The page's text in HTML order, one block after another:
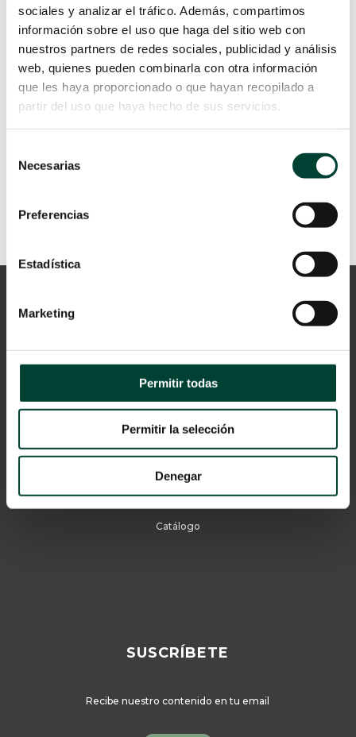
sociales y analizar el tráfico. Además, compartimos
información sobre el uso que haga del sitio web con
nuestros partners de redes sociales, publicidad y análisis
web, quienes pueden combinarla con otra información
que les haya proporcionado o que hayan recopilado a
partir del uso que haya hecho de sus servicios.
Necesarias
Preferencias
Estadística
Marketing
Permitir todas
Permitir la selección
Denegar
ambulatorio. La historia del oxígeno
desde su descubrimiento hasta su
aplicación clínica en pacientes con
enfermedades pulmonares crónicas
representa un viaje largo y lleno de
historias.
LEER MÁS
Aviso Legal
Cookies
© 2024 Vygon España
Catálogo
SUSCRÍBETE
Recibe nuestro contenido en tu email